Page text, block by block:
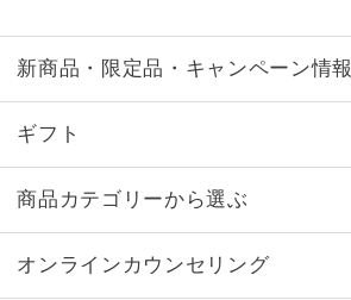
新商品・限定品・キャンペーン情報
ギフト
商品カテゴリーから選ぶ
オンラインカウンセリング